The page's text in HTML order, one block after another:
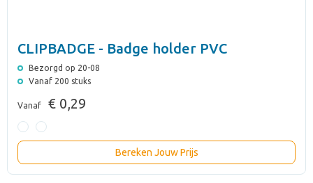
CLIPBADGE - Badge holder PVC
Bezorgd op 20-08
Vanaf 200 stuks
Vanaf € 0,29
Bereken Jouw Prijs